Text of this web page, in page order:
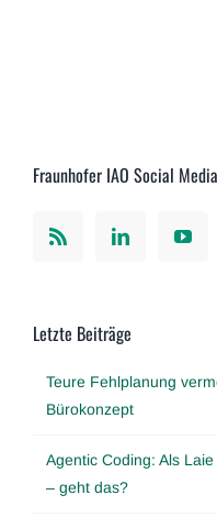
Fraunhofer IAO Social Media
Letzte Beiträge
Teure Fehlplanung
Bürokonzept
Agentic Coding: Als
– geht das?